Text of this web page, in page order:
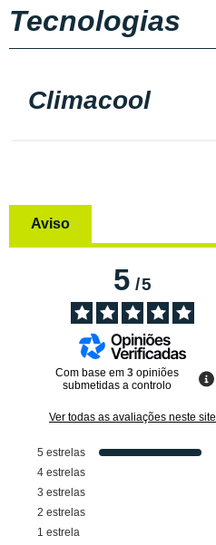
Tecnologias
Climacool
Aviso
5/5
Com base em 3 opiniões
submetidas a controlo
Ver todas as avaliações neste site
5 estrelas
4 estrelas
3 estrelas
2 estrelas
1 estrela